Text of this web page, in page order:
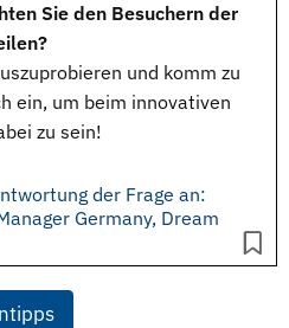
Sie den Besuchern der
und komm zu
ein, um beim innovativen
zu sein!
der Frage an:
Germany, Dream